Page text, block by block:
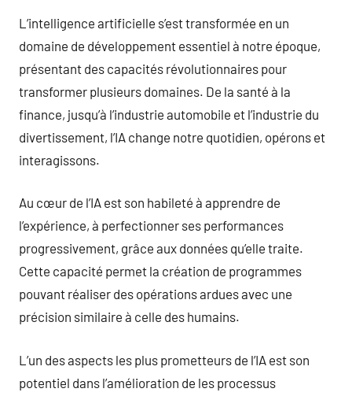
L’intelligence artificielle s’est transformée en un
domaine de développement essentiel à notre époque,
présentant des capacités révolutionnaires pour
transformer plusieurs domaines. De la santé à la
finance, jusqu’à l’industrie automobile et l’industrie du
divertissement, l’IA change notre quotidien, opérons et
interagissons.
Au cœur de l’IA est son habileté à apprendre de
l’expérience, à perfectionner ses performances
progressivement, grâce aux données qu’elle traite.
Cette capacité permet la création de programmes
pouvant réaliser des opérations ardues avec une
précision similaire à celle des humains.
L’un des aspects les plus prometteurs de l’IA est son
potentiel dans l’amélioration de les processus